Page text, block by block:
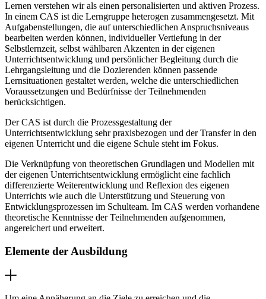
Lernen verstehen wir als einen personalisierten und aktiven Prozess.
In einem CAS ist die Lerngruppe heterogen zusammengesetzt. Mit
Aufgabenstellungen, die auf unterschiedlichen Anspruchsniveaus
bearbeiten werden können, individueller Vertiefung in der
Selbstlernzeit, selbst wählbaren Akzenten in der eigenen
Unterrichtsentwicklung und persönlicher Begleitung durch die
Lehrgangsleitung und die Dozierenden können passende
Lernsituationen gestaltet werden, welche die unterschiedlichen
Voraussetzungen und Bedürfnisse der Teilnehmenden
berücksichtigen.
Der CAS ist durch die Prozessgestaltung der
Unterrichtsentwicklung sehr praxisbezogen und der Transfer in den
eigenen Unterricht und die eigene Schule steht im Fokus.
Die Verknüpfung von theoretischen Grundlagen und Modellen mit
der eigenen Unterrichtsentwicklung ermöglicht eine fachlich
differenzierte Weiterentwicklung und Reflexion des eigenen
Unterrichts wie auch die Unterstützung und Steuerung von
Entwicklungsprozessen im Schulteam. Im CAS werden vorhandene
theoretische Kenntnisse der Teilnehmenden aufgenommen,
angereichert und erweitert.
Elemente der Ausbildung